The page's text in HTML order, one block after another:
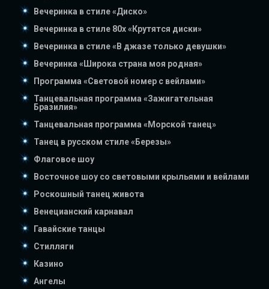
Вечеринка в стиле «Диско»
Вечеринка в стиле 80х «Крутятся диски»
Вечеринка в стиле «В джазе только девушки»
Вечеринка «Широка страна моя родная»
Программа «Световой номер с вейлами»
Танцевальная программа «Зажигательная
Бразилия»
Танцевальная программа «Морской танец»
Танец в русском стиле «Березы»
Флаговое шоу
Восточное шоу со световыми крыльями и вейлами
Роскошный танец живота
Венецианский карнавал
Гавайские танцы
Стилляги
Казино
Ангелы